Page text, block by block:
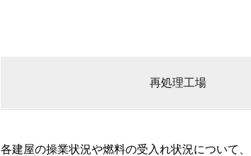
再処理工場
各建屋の操業状況や燃料の受入れ状況について